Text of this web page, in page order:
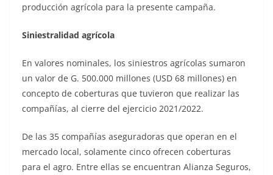
producción agrícola para la presente campaña.
Siniestralidad agrícola
En valores nominales, los siniestros agrícolas sumaron
un valor de G. 500.000 millones (USD 68 millones) en
concepto de coberturas que tuvieron que realizar las
compañías, al cierre del ejercicio 2021/2022.
De las 35 compañías aseguradoras que operan en el
mercado local, solamente cinco ofrecen coberturas
para el agro. Entre ellas se encuentran Alianza Seguros,